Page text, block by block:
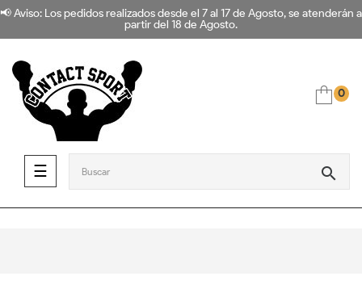
📢 Aviso: Los pedidos realizados desde el 7 al 17 de Agosto, se atenderán a
partir del 18 de Agosto.
search
0
Navegación de palanca
☰